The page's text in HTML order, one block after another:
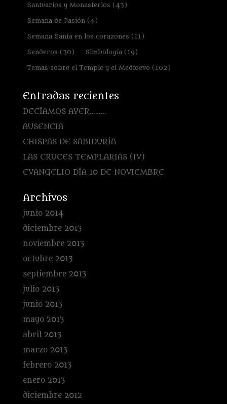
Santuarios y Monasterios (43)
Semana de Pasión(4)
Semana Santa en los corazones (11)
Senderos (30) Simbología(19)
Temas sobre el Temple y el Medioevo (102)
Entradas recientes
DECÍAMOS AYER………
AUSENCIA
CHISPAS DE SABIDURÍA
LAS CRUCES TEMPLARIAS (IV)
EVANGELIO DÍA 10 DE NOVIEMBRE
Archivos
junio 2014
diciembre 2013
noviembre 2013
octubre 2013
septiembre 2013
julio 2013
junio 2013
mayo 2013
abril 2013
marzo 2013
febrero 2013
enero 2013
diciembre 2012